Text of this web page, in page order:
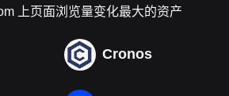
上页面浏览量变化最大的资产
Cronos